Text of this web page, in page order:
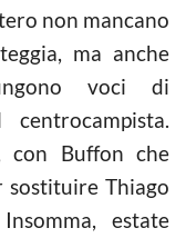
non mancano
ma anche
voci di
con Buffon che
sostituire Thiago
estate